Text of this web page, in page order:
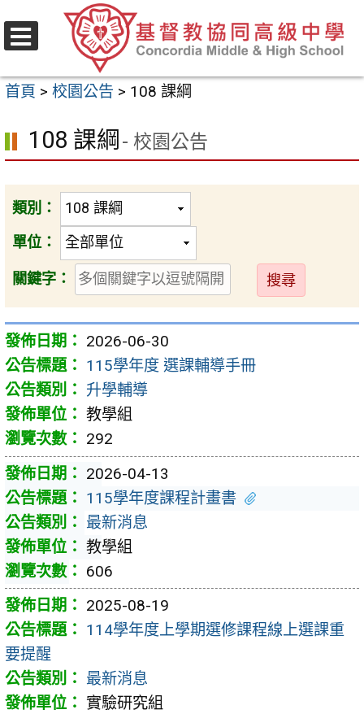
至
要
容
首頁 > 校園公告 > 108 課綱
108 課綱 - 校園公告
類別：
單位：
關鍵字：
送
出
2026-06-30
115學年度 選課輔導手冊
升學輔導
教學組
292
2026-04-13
115學年度課程計畫書
最新消息
教學組
606
2025-08-19
114學年度上學期選修課程線上選課重
要提醒
最新消息
實驗研究組
選
單